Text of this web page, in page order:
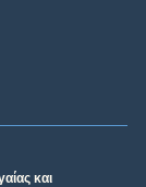
και